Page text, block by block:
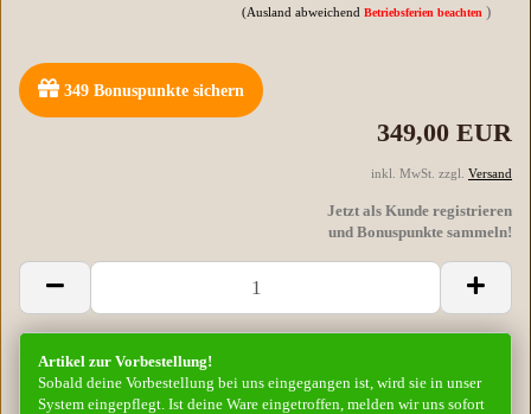
(Ausland abweichendBetriebsferien beachten )
349 Bonuspunkte sichern
349,00 EUR
inkl. MwSt. zzgl. Versand
Jetzt als Kunde registrieren
und Bonuspunkte sammeln!
Artikel zur Vorbestellung!
Sobald deine Vorbestellung bei uns eingegangen ist, wird sie in unser
System eingepflegt. Ist deine Ware eingetroffen, melden wir uns sofort